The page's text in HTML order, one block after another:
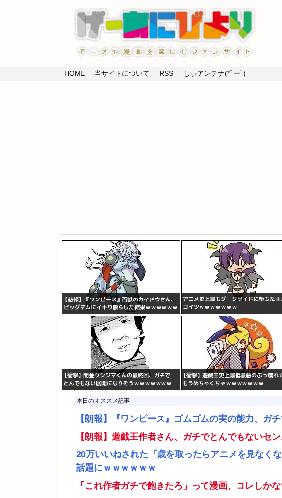
HOME 当サイトについて RSS しぃアンテナ(*ﾟーﾟ)
本日のオススメ記事
【朗報】『ワンピース』ゴムゴムの実の能力、ガ
【朗報】遊戯王作者さん、ガチでとんでもないセ
20万いいねされた『歳を取ったらアニメを見なく
話題にｗｗｗｗｗｗ
「これ作者ガチで飽きたろ」って漫画、コレしか